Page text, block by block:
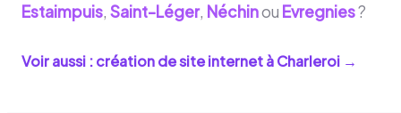
Estaimpuis, Saint-Léger, Néchinou Evregnies?
Voir aussi : création de site internet àCharleroi →